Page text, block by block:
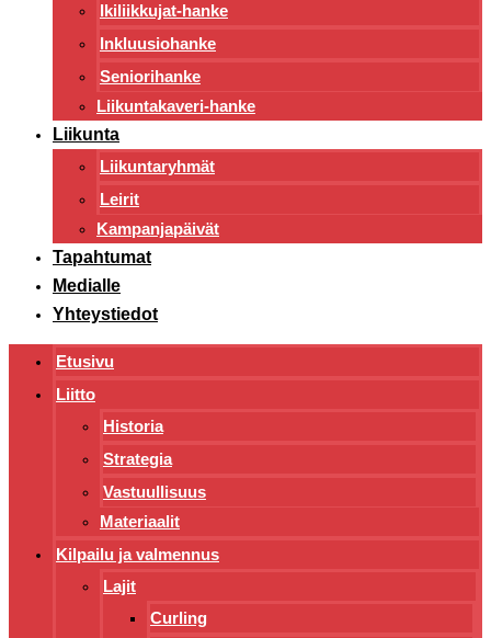
Ikiliikkujat-hanke
Inkluusiohanke
Seniorihanke
Liikuntakaveri-hanke
Liikunta
Liikuntaryhmät
Leirit
Kampanjapäivät
Tapahtumat
Medialle
Yhteystiedot
Etusivu
Liitto
Historia
Strategia
Vastuullisuus
Materiaalit
Kilpailu ja valmennus
Lajit
Curling